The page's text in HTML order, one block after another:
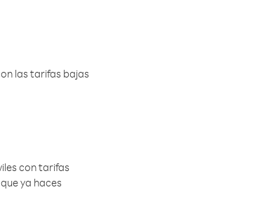
las tarifas bajas
con tarifas
ya haces